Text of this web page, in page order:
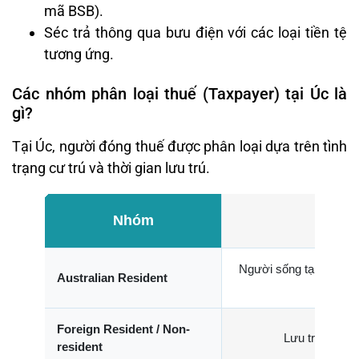
mã BSB).
Séc trả thông qua bưu điện với các loại tiền tệ
tương ứng.
Các nhóm phân loại thuế (Taxpayer) tại Úc là
gì?
Tại Úc, người đóng thuế được phân loại dựa trên tình
trạng cư trú và thời gian lưu trú.
Nhóm
Australian Resident
Người sống tại Úc
Foreign Resident / Non-
resident
Lưu trú ngắn